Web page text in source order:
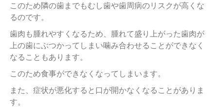
このため隣の歯までもむし歯や歯周病のリスクが高くな
るのです。
歯肉も腫れやすくなるため、腫れて盛り上がった歯肉が
上の歯にぶつかってしまい噛み合わせることができなく
なることもあります。
このため食事ができなくなってしまいます。
また、症状が悪化すると口が開かなくなることがありま
す。